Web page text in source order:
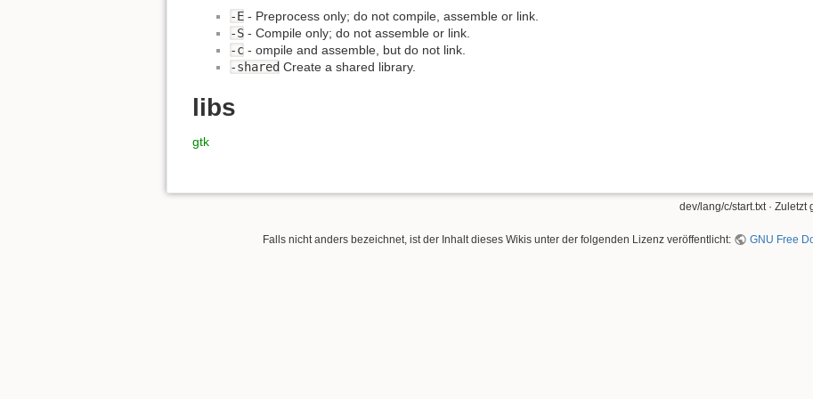
-E - Preprocess only; do not compile, assemble or link.
-S - Compile only; do not assemble or link.
-c - ompile and assemble, but do not link.
-shared Create a shared library.
libs
gtk
dev/lang/c/start.txt· Zuletzt
Falls nicht anders bezeichnet, ist der Inhalt dieses Wikis unter der folgenden Lizenz veröffentlicht: GNU Free